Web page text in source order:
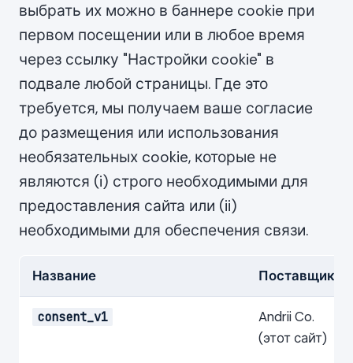
выбрать их можно в баннере cookie при
первом посещении или в любое время
через ссылку "Настройки cookie" в
подвале любой страницы. Где это
требуется, мы получаем ваше согласие
до размещения или использования
необязательных cookie, которые не
являются (i) строго необходимыми для
предоставления сайта или (ii)
необходимыми для обеспечения связи.
Название Поставщик
consent_v1
Andrii Co.
(этот сайт)